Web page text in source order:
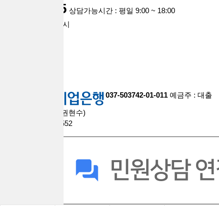
1668-0935 상담가능시간 : 평일 9:00 ~ 18:00
점심시간 : 12시 ~ 1시
037-503742-01-011 예금주 : 대출
브라더스대부중개(권현수)
팩스 : 0508-9609-2552